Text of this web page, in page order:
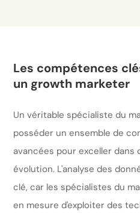
Les compétences
un growth marketer
Un véritable spécialiste du
posséder un ensemble de
avancées pour exceller
évolution. L'analyse des
clé, car les spécialistes du
en mesure d'exploiter des